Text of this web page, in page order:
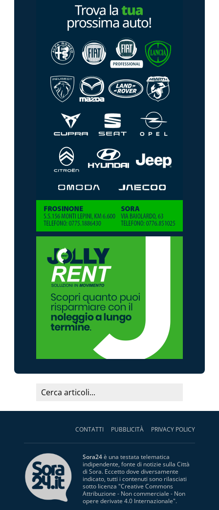
CONTATTI PUBBLICITÀ PRIVACY POLICY
Sora24è una testata telematica
indipendente, fonte di notizie sulla Città
di Sora. Eccetto dove diversamente
indicato, tutti i contenuti sono rilasciati
sotto licenza "Creative Commons
Attribuzione - Non commerciale - Non
opere derivate 4.0 Internazionale".